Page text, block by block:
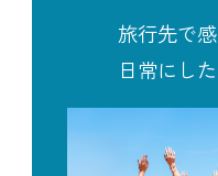
旅行先で
日常にし